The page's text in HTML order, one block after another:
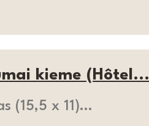
kieme (Hôtel...
(15,5 x 11)…